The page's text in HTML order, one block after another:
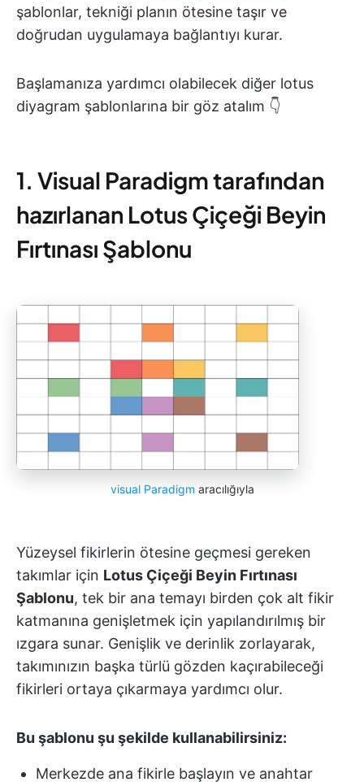
şablonlar, tekniği planın ötesine taşır ve
doğrudan uygulamaya bağlantıyı kurar.
Başlamanıza yardımcı olabilecek diğer lotus
diyagram şablonlarına bir göz atalım 👇
1. Visual Paradigm tarafından
hazırlanan Lotus Çiçeği Beyin
Fırtınası Şablonu
visual Paradigm aracılığıyla
Yüzeysel fikirlerin ötesine geçmesi gereken
takımlar için Lotus Çiçeği Beyin Fırtınası
Şablonu, tek bir ana temayı birden çok alt fikir
katmanına genişletmek için yapılandırılmış bir
ızgara sunar. Genişlik ve derinlik zorlayarak,
takımınızın başka türlü gözden kaçırabileceği
fikirleri ortaya çıkarmaya yardımcı olur.
Bu şablonu şu şekilde kullanabilirsiniz:
Merkezde ana fikirle başlayın ve anahtar